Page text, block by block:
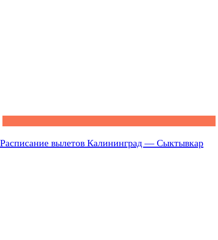
Расписание вылетов Калининград — Сыктывкар